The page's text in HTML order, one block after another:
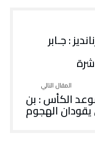
: جـابر
الكأس : بن
يقودان الهجوم